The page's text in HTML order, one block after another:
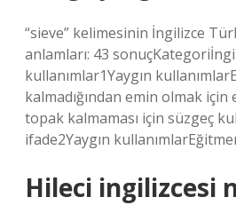
“sieve” kelimesinin İngilizce
anlamları: 43
kullanımlar1Yaygın
kalmadığından emin olmak için
topak kalmaması için süzgeç
ifade2Yaygın
Hileci ingilizcesi